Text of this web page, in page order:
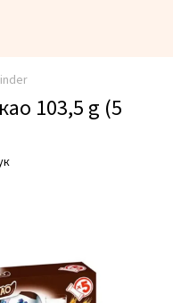
103,5 g (5